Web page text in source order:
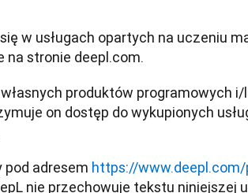
w usługach opartych na uczeniu
na stronie deepl.com.
produktów programowych
on dostęp do wykupionych
pod adresem https://
nie przechowuje tekstu niniejszej